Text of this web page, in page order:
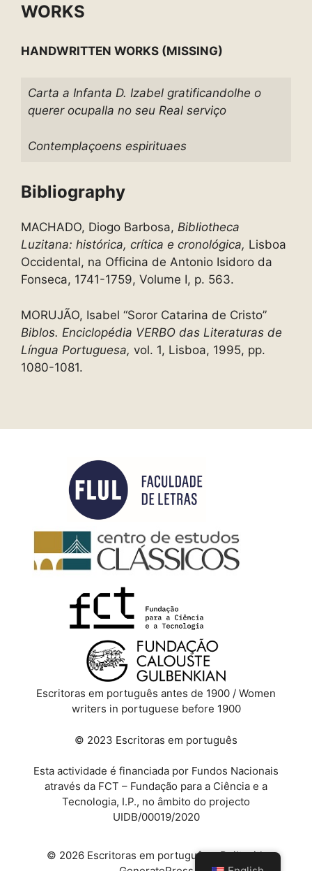
WORKS
HANDWRITTEN WORKS (MISSING)
Carta a Infanta D. Izabel gratificandolhe o
querer ocupalla no seu Real serviço
Contemplaçoens espirituaes
Bibliography
MACHADO, Diogo Barbosa, Bibliotheca
Luzitana: histórica, crítica e cronológica, Lisboa
Occidental, na Officina de Antonio Isidoro da
Fonseca, 1741-1759, Volume I, p. 563.
MORUJÃO, Isabel “Soror Catarina de Cristo”
Biblos. Enciclopédia VERBO das Literaturas de
Língua Portuguesa, vol. 1, Lisboa, 1995, pp.
1080-1081.
Escritoras em português antes de 1900 / Women
writers in portuguese before 1900
© 2023 Escritoras em português
Esta actividade é financiada por Fundos Nacionais
através da FCT – Fundação para a Ciência e a
Tecnologia, I.P., no âmbito do projecto
UIDB/00019/2020
© 2026 Escritoras em português• Built with